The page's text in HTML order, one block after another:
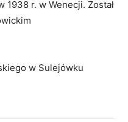
1938 r. w Wenecji. Został
w Sulejówku